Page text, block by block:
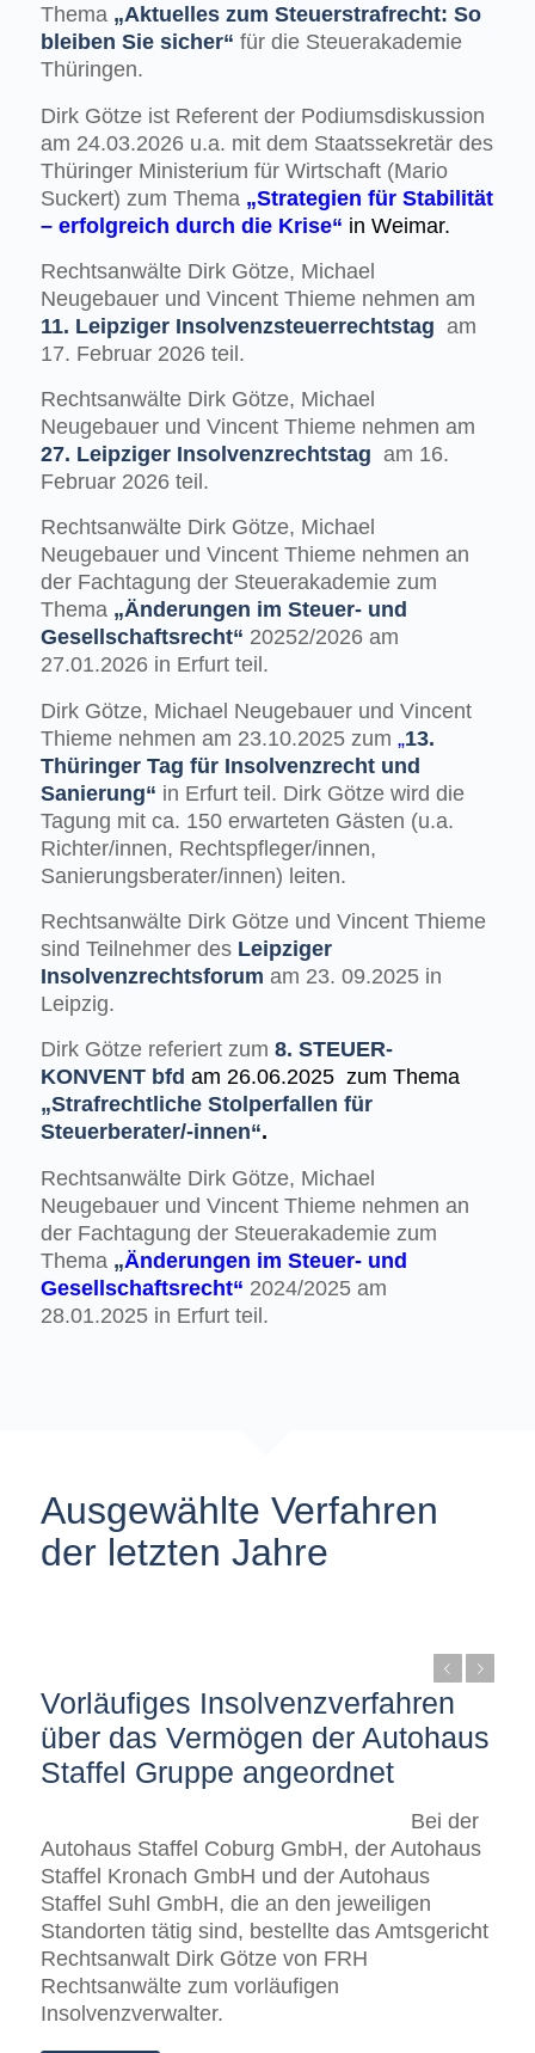
Thema „Aktuelles zum Steuerstrafrecht: So
bleiben Sie sicher“ für die Steuerakademie
Thüringen.
Dirk Götze ist Referent der Podiumsdiskussion
am 24.03.2026 u.a. mit dem Staatssekretär des
Thüringer Ministerium für Wirtschaft (Mario
Suckert) zum Thema „Strategien für Stabilität
– erfolgreich durch die Krise“ in Weimar.
Rechtsanwälte Dirk Götze, Michael
Neugebauer und Vincent Thieme nehmen am
11. Leipziger Insolvenzsteuerrechtstag am
17. Februar 2026 teil.
Rechtsanwälte Dirk Götze, Michael
Neugebauer und Vincent Thieme nehmen am
27. Leipziger Insolvenzrechtstag am 16.
Februar 2026 teil.
Rechtsanwälte Dirk Götze, Michael
Neugebauer und Vincent Thieme nehmen an
der Fachtagung der Steuerakademie zum
Thema „Änderungen im Steuer- und
Gesellschaftsrecht“ 20252/2026 am
27.01.2026 in Erfurt teil.
Dirk Götze, Michael Neugebauer und Vincent
Thieme nehmen am 23.10.2025 zum „13.
Thüringer Tag für Insolvenzrecht und
Sanierung“ in Erfurt teil. Dirk Götze wird die
Tagung mit ca. 150 erwarteten Gästen (u.a.
Richter/innen, Rechtspfleger/innen,
Sanierungsberater/innen) leiten.
Rechtsanwälte Dirk Götze und Vincent Thieme
sind Teilnehmer des Leipziger
Insolvenzrechtsforum am 23. 09.2025 in
Leipzig.
Dirk Götze referiert zum 8. STEUER-
KONVENT bfd am 26.06.2025 zum Thema
„Strafrechtliche Stolperfallen für
Steuerberater/-innen“.
Rechtsanwälte Dirk Götze, Michael
Neugebauer und Vincent Thieme nehmen an
der Fachtagung der Steuerakademie zum
Thema „Änderungen im Steuer- und
Gesellschaftsrecht“ 2024/2025 am
28.01.2025 in Erfurt teil.
Ausgewählte Verfahren
der letzten Jahre
Vorläufiges Insolvenzverfahren
über das Vermögen der Autohaus
Staffel Gruppe angeordnet
Bei der
Autohaus Staffel Coburg GmbH, der Autohaus
Staffel Kronach GmbH und der Autohaus
Staffel Suhl GmbH, die an den jeweiligen
Standorten tätig sind, bestellte das Amtsgericht
Rechtsanwalt Dirk Götze von FRH
Rechtsanwälte zum vorläufigen
Insolvenzverwalter.